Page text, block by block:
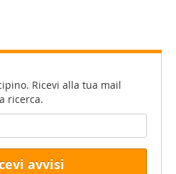
Ricevi alla tua mail
ricerca.
avvisi